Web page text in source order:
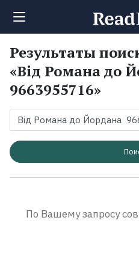
Поиск
Новости
Рейтинги
Экранизации
Результаты
«Від Романа до
9663955716»
По Вашему запросу